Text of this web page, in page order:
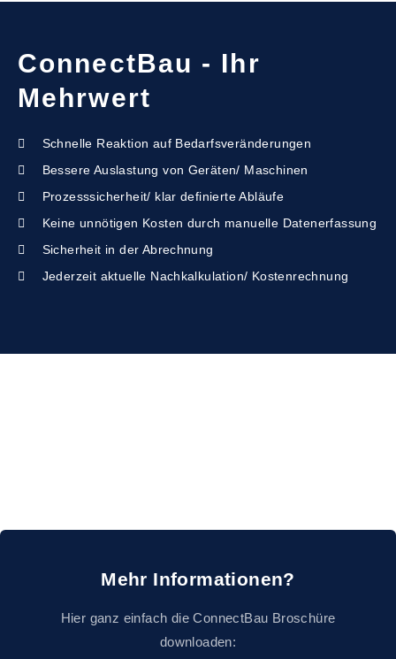
ConnectBau - Ihr
Mehrwert
Schnelle Reaktion auf Bedarfsveränderungen
Bessere Auslastung von Geräten/ Maschinen
Prozesssicherheit/ klar definierte Abläufe
Keine unnötigen Kosten durch manuelle Datenerfassung
Sicherheit in der Abrechnung
Jederzeit aktuelle Nachkalkulation/ Kostenrechnung
Mehr Informationen?
Hier ganz einfach die ConnectBau Broschüre
downloaden: